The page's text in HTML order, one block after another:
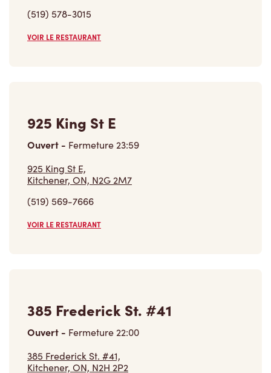
(519) 578-3015
VOIR LE RESTAURANT
925 King St E
Ouvert - Fermeture23:59
925 King St E,
Kitchener, ON, N2G 2M7
(519) 569-7666
VOIR LE RESTAURANT
385 Frederick St. #41
Ouvert - Fermeture22:00
385 Frederick St. #41,
Kitchener, ON, N2H 2P2